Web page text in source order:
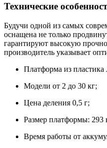
Технические
Будучи одной из самых
оснащена не только
гарантируют высокую
производитель указывает
Платформа из
Модели от 2 до 30 кг;
Цена деления 0,5 г;
Размер платформы: 293
Время работы от